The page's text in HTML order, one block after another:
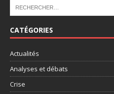
CATÉGORIES
Actualités
Analyses et débats
Crise